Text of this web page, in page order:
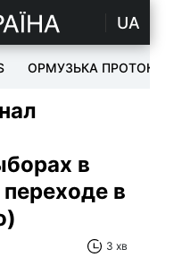
UA
ОРМУЗЬКА ПРОТОКА
в
в
3 хв